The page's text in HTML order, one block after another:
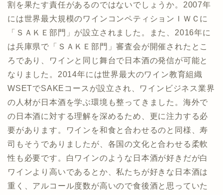
割を果たす責任があるのではないでしょうか。2007年
には世界最大規模のワインコンペティションＩＷＣに
「ＳＡＫＥ部門」が設立されました。また、2016年に
は兵庫県で「ＳＡＫＥ部門」審査会が開催されたとこ
ろであり、ワインと同じ舞台で日本酒の発信が可能と
なりました。2014年には世界最大のワイン教育組織
WSETでSAKEコースが設立され、ワインビジネス業界
の人材が日本酒を学ぶ環境も整ってきました。海外で
の日本酒に対する理解を深めるため、更に注力する必
要があります。ワインを和食と合わせるのと同様、寿
司もそうでありましたが、各国の文化と合わせる柔軟
性も必要です。白ワインのような日本酒が好きだが白
ワインより高いであるとか、私たちが好きな日本酒は
重く、アルコール度数が高いので食後酒と思っていた